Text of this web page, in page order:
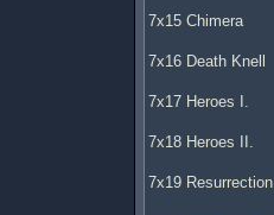
7x15 Chimera
7x16 Death Knell
7x17 Heroes I.
7x18 Heroes II.
7x19 Resurrection